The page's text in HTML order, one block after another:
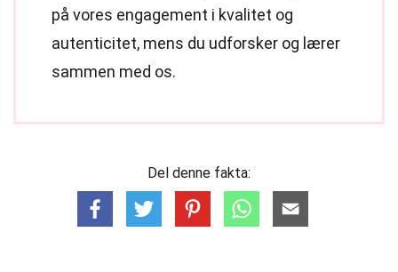
på vores engagement i kvalitet og
autenticitet, mens du udforsker og lærer
sammen med os.
Del denne fakta: